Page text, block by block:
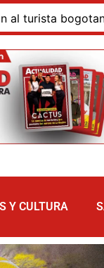
que murió por
Y CULTURA